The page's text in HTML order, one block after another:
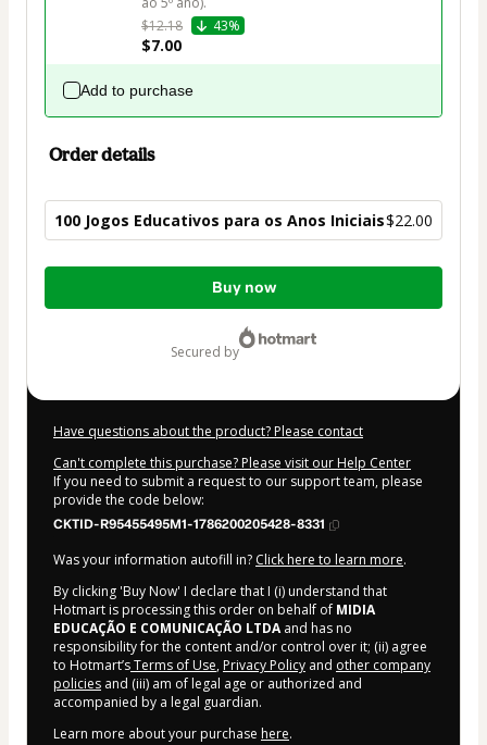
$12.18
43%
$7.00
Add to purchase
Order details
100 Jogos Educativos para os Anos Iniciais$22.00
Total
Buy now
secured by
Have questions about the product? Please contact
Can't complete this purchase? Please visit our Help Center
If you need to submit a request to our support team, please
provide the code below:
CKTID-R95455495M1-1786200205428-8331
Was your information autofill in? Click here to learn more.
By clicking 'Buy Now' I declare that I (i) understand that
Hotmart is processing this order on behalf of MIDIA
EDUCAÇÃO E COMUNICAÇÃO LTDAand has no
responsibility for the content and/or control over it; (ii) agree
to Hotmart’sTerms of Use, Privacy Policy and other company
policies and (iii) am of legal age or authorized and
accompanied by a legal guardian.
Learn more about your purchase here.